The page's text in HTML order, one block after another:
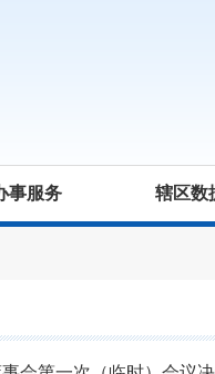
事服务 辖区数